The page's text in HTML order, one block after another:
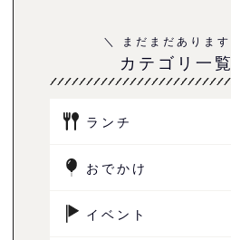
カテゴリ一覧
ランチ
おでかけ
イベント